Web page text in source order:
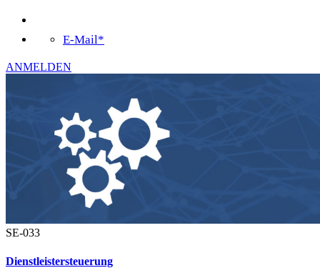
E-Mail*
ANMELDEN
SE-033
Dienstleistersteuerung